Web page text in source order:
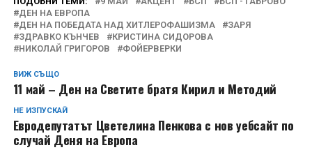
ДЕН НА ЕВРОПА
ДЕН НА ПОБЕДАТА НАД ХИТЛЕРОФАШИЗМА
ЗАРЯ
ЗДРАВКО КЪНЧЕВ
КРИСТИНА СИДОРОВА
НИКОЛАЙ ГРИГОРОВ
ФОЙЕРВЕРКИ
ВИЖ СЪЩО
11 май – Ден на Светите братя Кирил и Методий
НЕ ИЗПУСКАЙ
Евродепутатът Цветелина Пенкова с нов уебсайт по
случай Деня на Европа